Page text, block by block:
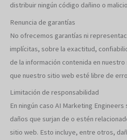
distribuir ningún código dañino o
Renuncia de garantías
No ofrecemos garantías ni
implícitas, sobre la exactitud,
de la información contenida en
que nuestro sitio web esté libre de
Limitación de responsabilidad
En ningún caso AI Marketing
daños que surjan de o estén
sitio web. Esto incluye, entre otros,